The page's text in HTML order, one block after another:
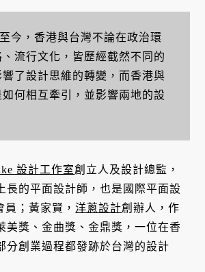
今，香港與台灣不論在政治環
流行文化，皆歷經截然不同的
了設計思維的轉變，而香港與
何相互牽引，並影響兩地的設
設計工作室創立人及設計總監，
長的平面設計師，也是國際平面設
員；黃家賢，洋蔥設計創辦人，作
美獎、金曲獎、金鼎獎，一位在香
分創業過程都發跡於台灣的設計